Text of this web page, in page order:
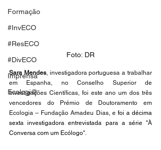
Formação
#InvECO
#ResECO
#DivECO
Imprensa
Ecologi@
Foto: DR
Sara Mendes, investigadora portuguesa a trabalhar
em Espanha, no Conselho Superior de
Investigações Científicas, foi este ano um dos três
vencedores do Prémio de Doutoramento em
Ecologia – Fundação Amadeu Dias, e foi a décima
sexta investigadora entrevistada para a série "À
Conversa com um Ecólogo".